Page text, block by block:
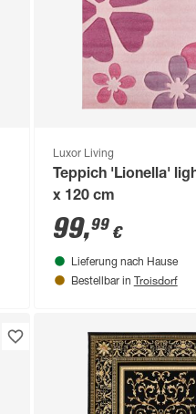
Luxor Living
Teppich 'Lionella'
x 120 cm
99,99€
Lieferung nach Hause
Bestellbar in Troisdorf